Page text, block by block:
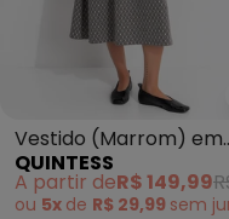
Vestido (Marrom) em
Malha Jacquard
QUINTESS
A partir deR$ 149,99
ou 5x de R$ 29,99 sem